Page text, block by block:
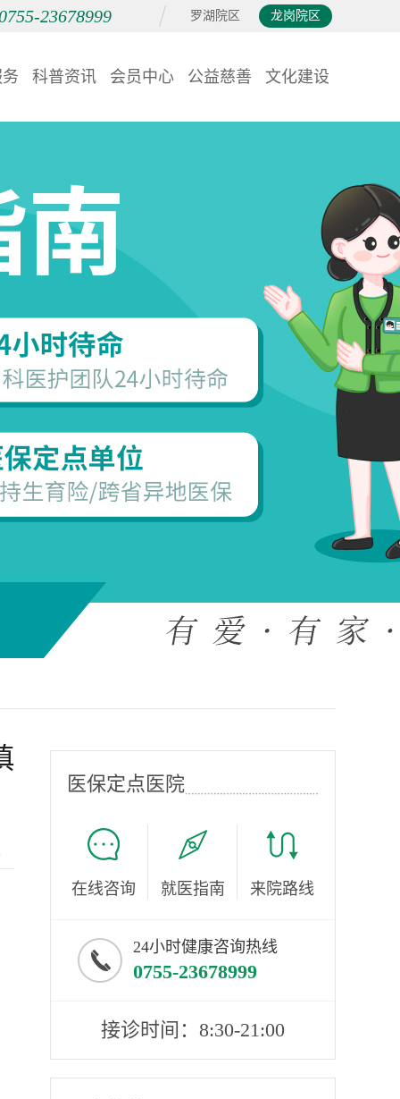
罗湖院区 龙岗院区
23678999
科普资讯 会员中心 公益慈善 文化建设
医保定点医院
在线咨询 就医指南 来院路线
24小时健康咨询热线
0755-23678999
接诊时间：8:30-21:00